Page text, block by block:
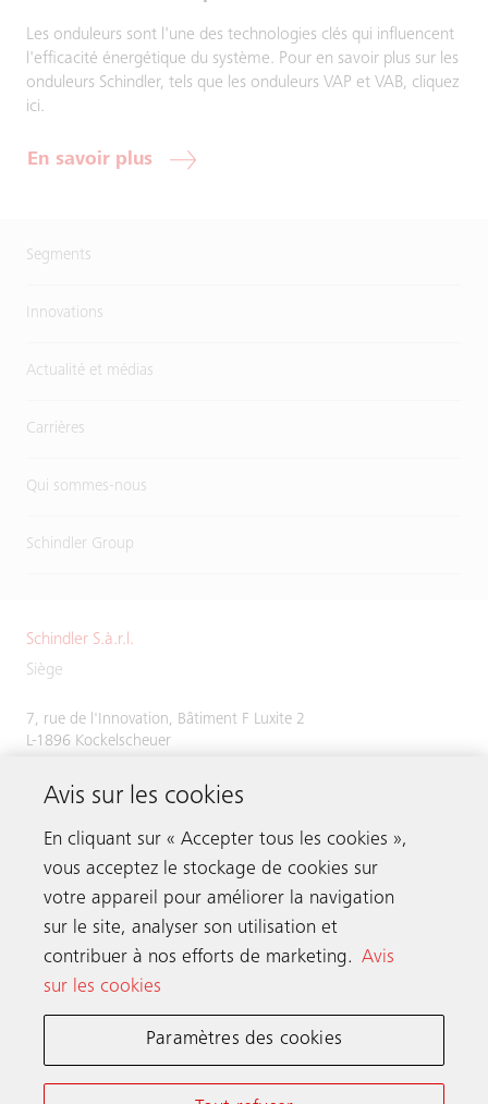
Les onduleurs sont l'une des technologies clés qui influencent
l'efficacité énergétique du système. Pour en savoir plus sur les
onduleurs Schindler, tels que les onduleurs VAP et VAB, cliquez
ici.
En savoir plus
Segments
Innovations
Actualité et médias
Carrières
Qui sommes-nous
Schindler Group
Schindler S.à.r.l.
Siège
7, rue de l'Innovation, Bâtiment F Luxite 2
L-1896 Kockelscheuer
Tél.+352 48 58 58 1
Fax +352 49 51 54
Prenez contact
Schindler dans le monde
Conditions Générales en Ligne
Avis sur les cookies
En cliquant sur « Accepter tous les cookies »,
vous acceptez le stockage de cookies sur
votre appareil pour améliorer la navigation
sur le site, analyser son utilisation et
contribuer à nos efforts de marketing. Avis
sur les cookies
Paramètres des cookies